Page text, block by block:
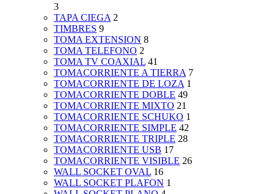
3
TAPA CIEGA 2
TIMBRES 9
TOMA EXTENSION 8
TOMA TELEFONO 2
TOMA TV COAXIAL 41
TOMACORRIENTE A TIERRA 7
TOMACORRIENTE DE LOZA 1
TOMACORRIENTE DOBLE 49
TOMACORRIENTE MIXTO 21
TOMACORRIENTE SCHUKO 1
TOMACORRIENTE SIMPLE 42
TOMACORRIENTE TRIPLE 28
TOMACORRIENTE USB 17
TOMACORRIENTE VISIBLE 26
WALL SOCKET OVAL 16
WALL SOCKET PLAFON 1